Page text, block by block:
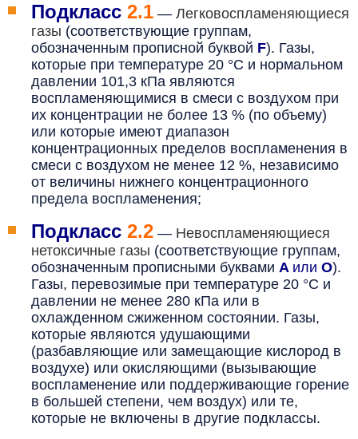
Подкласс 2.1 — Легковоспламеняющиеся
газы (соответствующие группам,
обозначенным прописной буквой F). Газы,
которые при температуре 20 °С и нормальном
давлении 101,3 кПа являются
воспламеняющимися в смеси с воздухом при
их концентрации не более 13 % (по объему)
или которые имеют диапазон
концентрационных пределов воспламенения в
смеси с воздухом не менее 12 %, независимо
от величины нижнего концентрационного
предела воспламенения;
Подкласс 2.2 — Невоспламеняющиеся
нетоксичные газы (соответствующие группам,
обозначенным прописными буквами A или O).
Газы, перевозимые при температуре 20 °С и
давлении не менее 280 кПа или в
охлажденном сжиженном состоянии. Газы,
которые являются удушающими
(разбавляющие или замещающие кислород в
воздухе) или окисляющими (вызывающие
воспламенение или поддерживающие горение
в большей степени, чем воздух) или те,
которые не включены в другие подклассы.